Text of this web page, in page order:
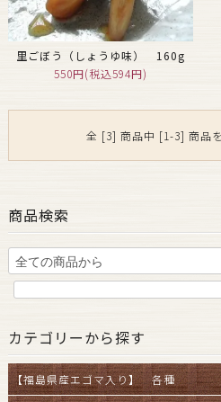
里ごぼう（しょうゆ味） 160g
550円(税込594円)
全 [3] 商品中 [1-3] 商品を
商品検索
カテゴリーから探す
【福島県産エゴマ入り】 各種